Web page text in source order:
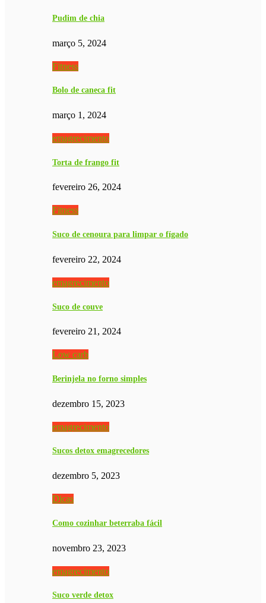
Pudim de chia
março 5, 2024
Fitness
Bolo de caneca fit
março 1, 2024
emagrecimento
Torta de frango fit
fevereiro 26, 2024
Fitness
Suco de cenoura para limpar o fígado
fevereiro 22, 2024
emagrecimento
Suco de couve
fevereiro 21, 2024
Low carb
Berinjela no forno simples
dezembro 15, 2023
emagrecimento
Sucos detox emagrecedores
dezembro 5, 2023
Dicas
Como cozinhar beterraba fácil
novembro 23, 2023
emagrecimento
Suco verde detox